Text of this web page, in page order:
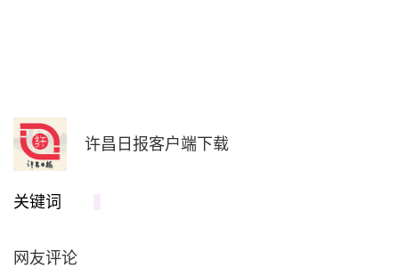
许昌日报客户端下载
关键词
网友评论